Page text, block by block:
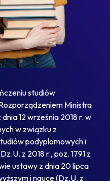
studiów
Ministra
12 września 2018 r. w
w związku z
podyplomowych i
z 2018 r., poz. 1791 z
ustawy z dnia 20 lipca
i nauce (Dz.U. z